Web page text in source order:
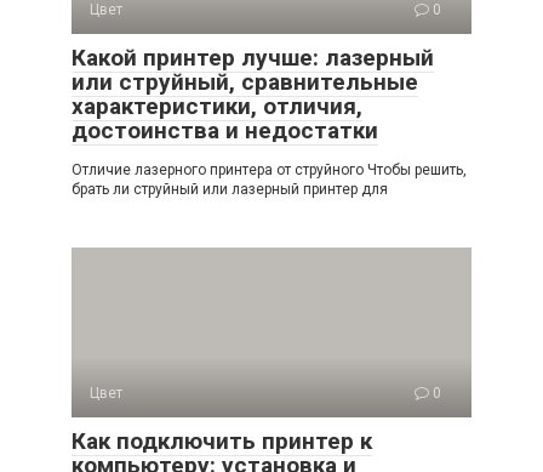
Цвет 0
Какой принтер лучше: лазерный
или струйный, сравнительные
характеристики, отличия,
достоинства и недостатки
Отличие лазерного принтера от струйного Чтобы решить,
брать ли струйный или лазерный принтер для
Цвет 0
Как подключить принтер к
компьютеру: установка и